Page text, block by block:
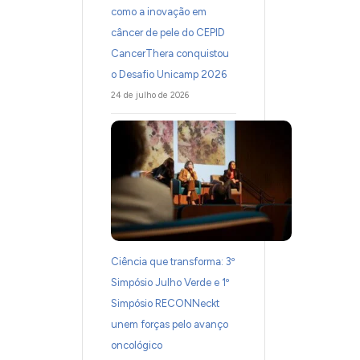
como a inovação em
câncer de pele do CEPID
CancerThera conquistou
o Desafio Unicamp 2026
24 de julho de 2026
Ciência que transforma: 3º
Simpósio Julho Verde e 1º
Simpósio RECONNeckt
unem forças pelo avanço
oncológico